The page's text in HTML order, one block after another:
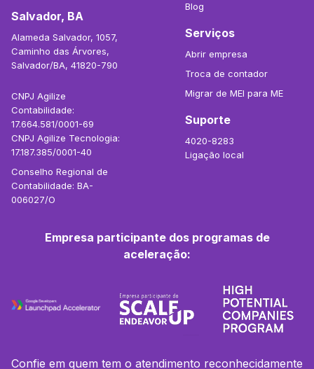
Salvador, BA
Alameda Salvador, 1057,
Caminho das Árvores,
Salvador/BA, 41820-790
CNPJ Agilize
Contabilidade:
17.664.581/0001-69
CNPJ Agilize Tecnologia:
17.187.385/0001-40
Conselho Regional de
Contabilidade: BA-
006027/O
Blog
Serviços
Abrir empresa
Troca de contador
Migrar de MEI para ME
Suporte
4020-8283
Ligação local
Empresa participante dos programas de
aceleração:
Confie em quem tem o atendimento reconhecidamente